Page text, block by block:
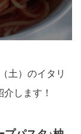
土）のイタリ
します！